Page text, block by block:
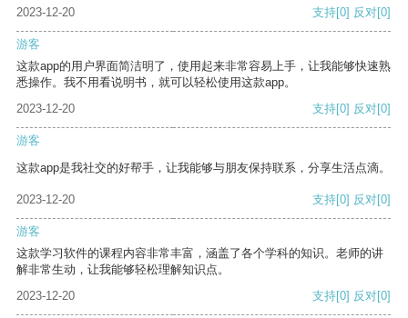
2023-12-20
支持[0] 反对[0]
游客
这款app的用户界面简洁明了，使用起来非常容易上手，让我能够快速熟
悉操作。我不用看说明书，就可以轻松使用这款app。
2023-12-20
支持[0] 反对[0]
游客
这款app是我社交的好帮手，让我能够与朋友保持联系，分享生活点滴。
2023-12-20 支持[0] 反对[0]
游客
这款学习软件的课程内容非常丰富，涵盖了各个学科的知识。老师的讲
解非常生动，让我能够轻松理解知识点。
2023-12-20
支持[0] 反对[0]